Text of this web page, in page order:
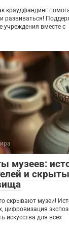
краудфандинг
развиваться!
учреждения вместе с
музеев:
и
скрывают музеи!
цифровизация
искусства для всех